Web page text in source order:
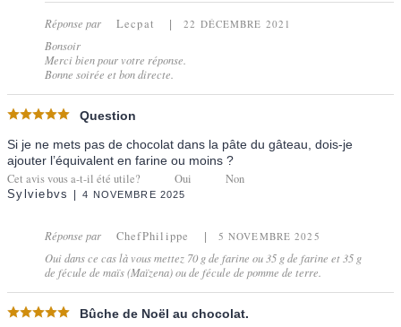
Réponse par Lecpat 22 DÉCEMBRE 2021
Bonsoir
Merci bien pour votre réponse.
Bonne soirée et bon directe.
Question
Si je ne mets pas de chocolat dans la pâte du gâteau, dois-je
ajouter l’équivalent en farine ou moins ?
Cet avis vous a-t-il été utile? Oui Non
Sylviebvs 4 NOVEMBRE 2025
Réponse par ChefPhilippe 5 NOVEMBRE 2025
Oui dans ce cas là vous mettez 70 g de farine ou 35 g de farine et 35 g
de fécule de maïs (Maïzena) ou de fécule de pomme de terre.
Bûche de Noël au chocolat.